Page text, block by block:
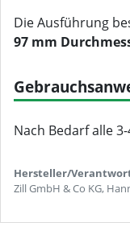
Die Ausführung
97 mm
Nach Bedarf alle
Hersteller/
Zill GmbH & Co KG,